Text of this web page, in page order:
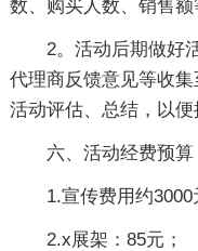
数、购买人数、销售额
2。活动后期做好
代理商反馈意见等收
活动评估、总结，以便
六、活动经费预算
1.宣传费用约3000
2.x展架：85元；